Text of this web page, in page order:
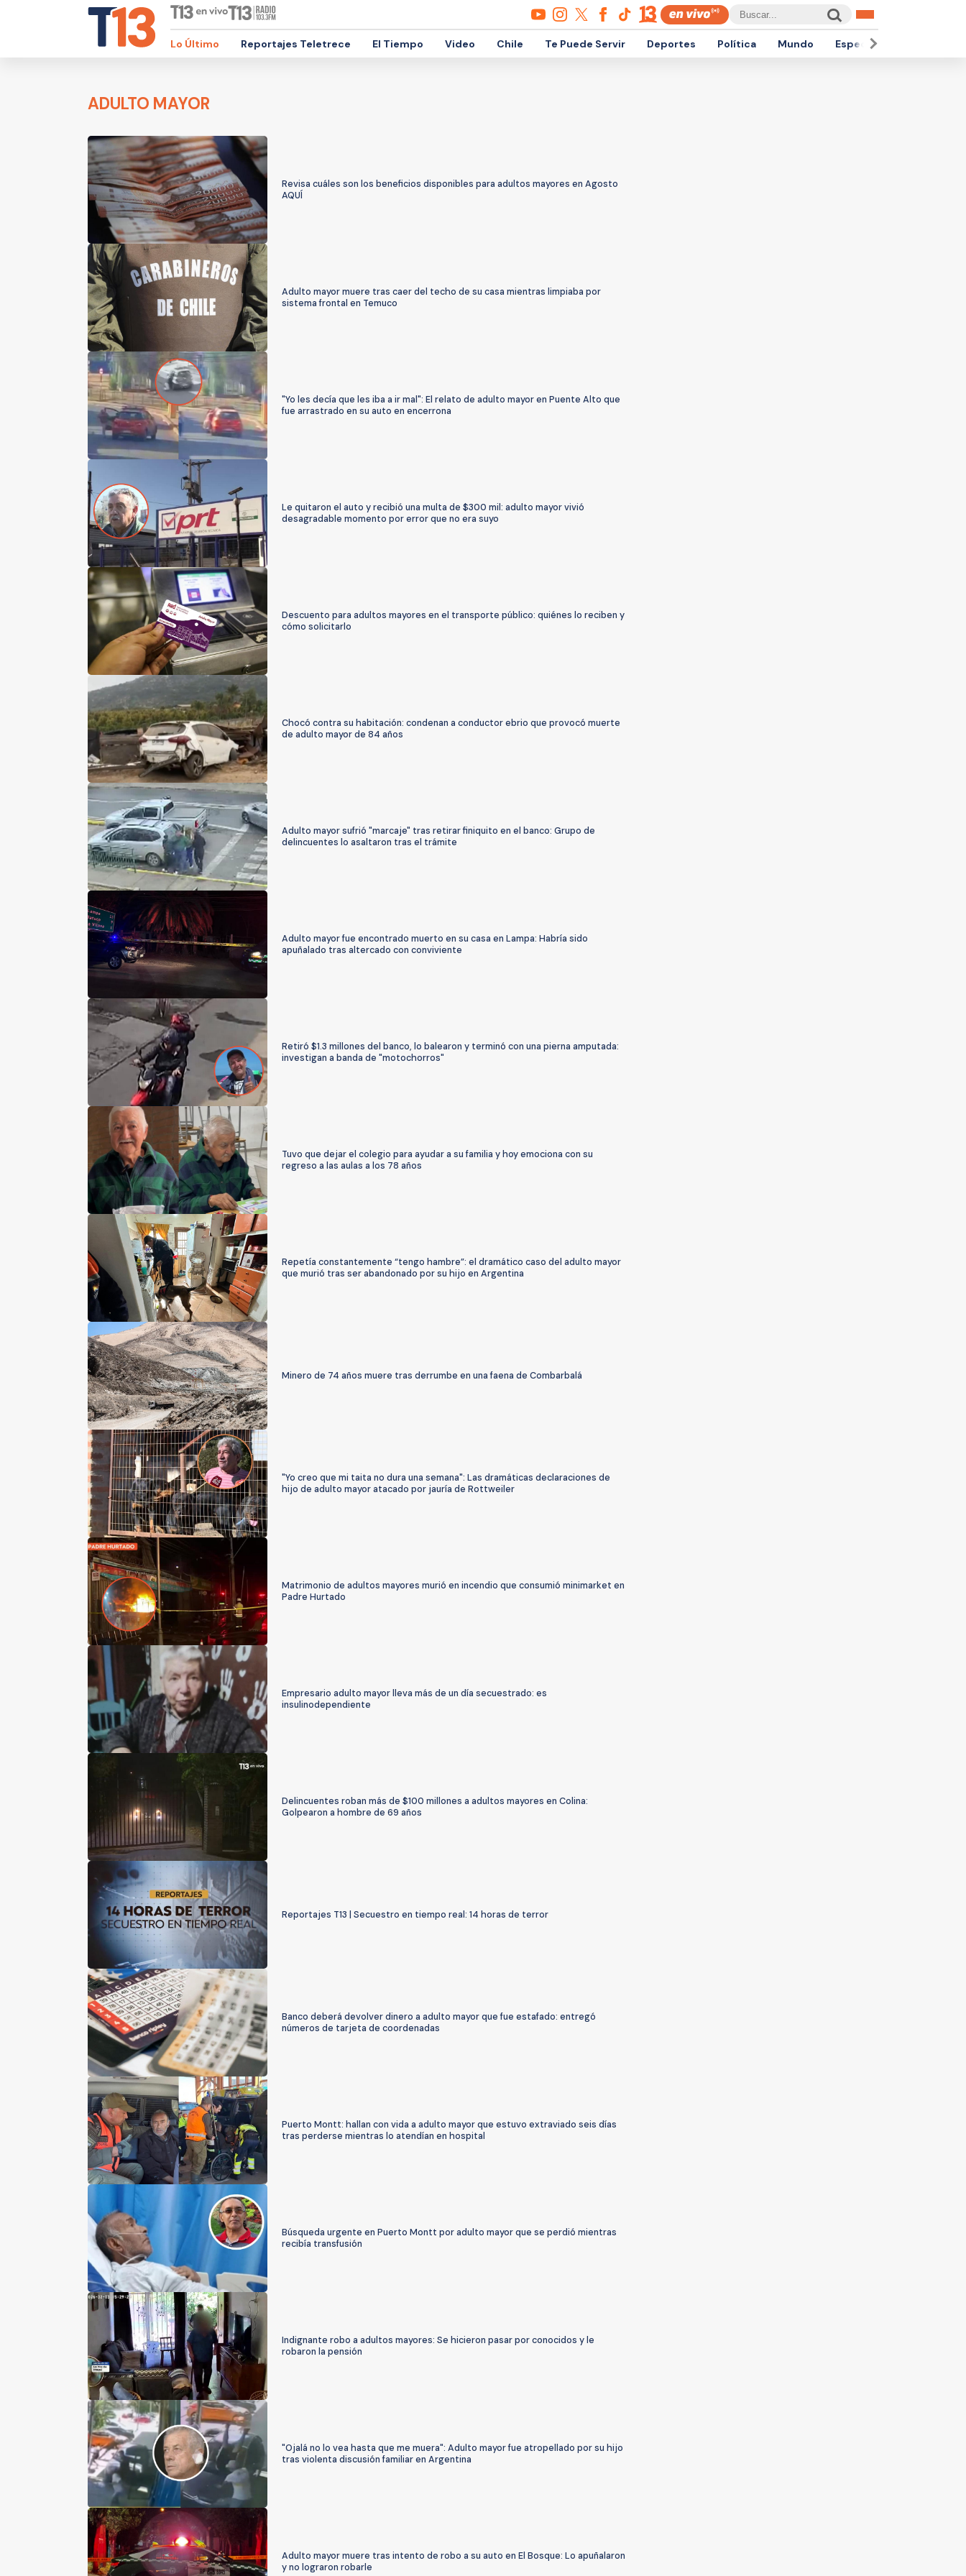
Lo Último Reportajes Teletrece El Tiempo Video Chile Te Puede Servir Deportes Política Mundo Espectáculos
ADULTO MAYOR
Revisa cuáles son los beneficios disponibles para adultos mayores en Agosto
AQUÍ
Adulto mayor muere tras caer del techo de su casa mientras limpiaba por
sistema frontal en Temuco
"Yo les decía que les iba a ir mal": El relato de adulto mayor en Puente Alto que
fue arrastrado en su auto en encerrona
Le quitaron el auto y recibió una multa de $300 mil: adulto mayor vivió
desagradable momento por error que no era suyo
Descuento para adultos mayores en el transporte público: quiénes lo reciben y
cómo solicitarlo
Chocó contra su habitación: condenan a conductor ebrio que provocó muerte
de adulto mayor de 84 años
Adulto mayor sufrió "marcaje" tras retirar finiquito en el banco: Grupo de
delincuentes lo asaltaron tras el trámite
Adulto mayor fue encontrado muerto en su casa en Lampa: Habría sido
apuñalado tras altercado con conviviente
Retiró $1.3 millones del banco, lo balearon y terminó con una pierna amputada:
investigan a banda de "motochorros"
Tuvo que dejar el colegio para ayudar a su familia y hoy emociona con su
regreso a las aulas a los 78 años
Repetía constantemente “tengo hambre”: el dramático caso del adulto mayor
que murió tras ser abandonado por su hijo en Argentina
Minero de 74 años muere tras derrumbe en una faena de Combarbalá
"Yo creo que mi taita no dura una semana": Las dramáticas declaraciones de
hijo de adulto mayor atacado por jauría de Rottweiler
Matrimonio de adultos mayores murió en incendio que consumió minimarket en
Padre Hurtado
Empresario adulto mayor lleva más de un día secuestrado: es
insulinodependiente
Delincuentes roban más de $100 millones a adultos mayores en Colina:
Golpearon a hombre de 69 años
Reportajes T13 | Secuestro en tiempo real: 14 horas de terror
Banco deberá devolver dinero a adulto mayor que fue estafado: entregó
números de tarjeta de coordenadas
Puerto Montt: hallan con vida a adulto mayor que estuvo extraviado seis días
tras perderse mientras lo atendían en hospital
Búsqueda urgente en Puerto Montt por adulto mayor que se perdió mientras
recibía transfusión
Indignante robo a adultos mayores: Se hicieron pasar por conocidos y le
robaron la pensión
"Ojalá no lo vea hasta que me muera": Adulto mayor fue atropellado por su hijo
tras violenta discusión familiar en Argentina
Adulto mayor muere tras intento de robo a su auto en El Bosque: Lo apuñalaron
y no lograron robarle